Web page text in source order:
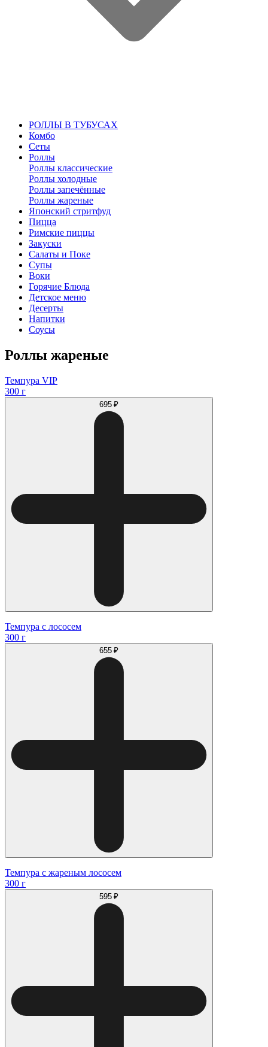
РОЛЛЫ В ТУБУСАХ
Комбо
Сеты
Роллы
Роллы классические
Роллы холодные
Роллы запечённые
Роллы жареные
Японский стритфуд
Пицца
Римские пиццы
Закуски
Салаты и Поке
Супы
Воки
Горячие Блюда
Детское меню
Десерты
Напитки
Соусы
Роллы жареные
Темпура VIP
300 г
695 ₽
Темпура с лососем
300 г
655 ₽
Темпура с жареным лососем
300 г
595 ₽